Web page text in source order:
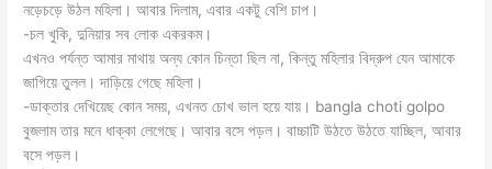
নড়েচড়ে উঠল মহিলা। আবার দিলাম, এবার একটু বেশি চাপ।
-চল খুকি, দুনিয়ার সব লোক একরকম।
এখনও পর্যন্ত আমার মাথায় অন্য কোন চিন্তা ছিল না, কিন্তু মহিলার বিদ্রুপ যেন আমাকে
জাগিয়ে তুলল। দাড়িয়ে গেছে মহিলা।
-ডাক্তার দেখিয়েছ কোন সময়, এখনত চোখ ভাল হয়ে যায়। bangla choti golpo
বুজলাম তার মনে ধাক্কা লেগেছে। আবার বসে পড়ল। বাচ্চাটি উঠতে উঠতে যাচ্ছিল, আবার
বসে পড়ল।